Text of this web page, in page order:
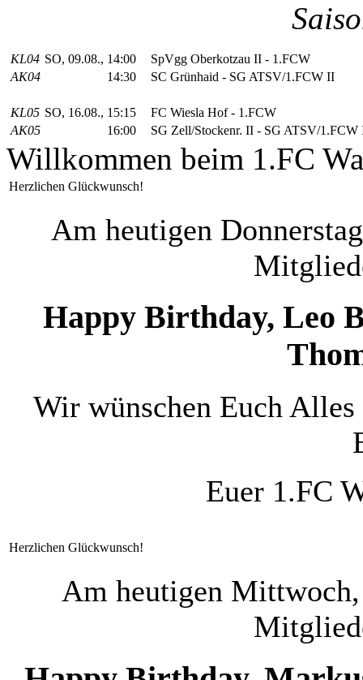
KL04 SO, 09.08., 14:00
SpVgg Oberkotzau II - 1.FCW
AK04
14:30 SC Grünhaid - SG ATSV/1.FCW II
KL05 SO, 16.08., 15:15
FC Wiesla Hof - 1.FCW
AK05
16:00 SG Zell/Stockenr. II - SG ATSV/1.FCW
Willkommen beim 1.FC
Herzlichen Glückwunsch!
Am heutigen
Happy Birthday, Leo
Wir wünschen Euch
Euer 1.FC
Herzlichen Glückwunsch!
Am heutigen